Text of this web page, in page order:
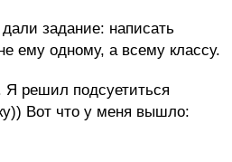
задание: написать
ему одному, а всему классу.
решил подсуетиться
Вот что у меня вышло: